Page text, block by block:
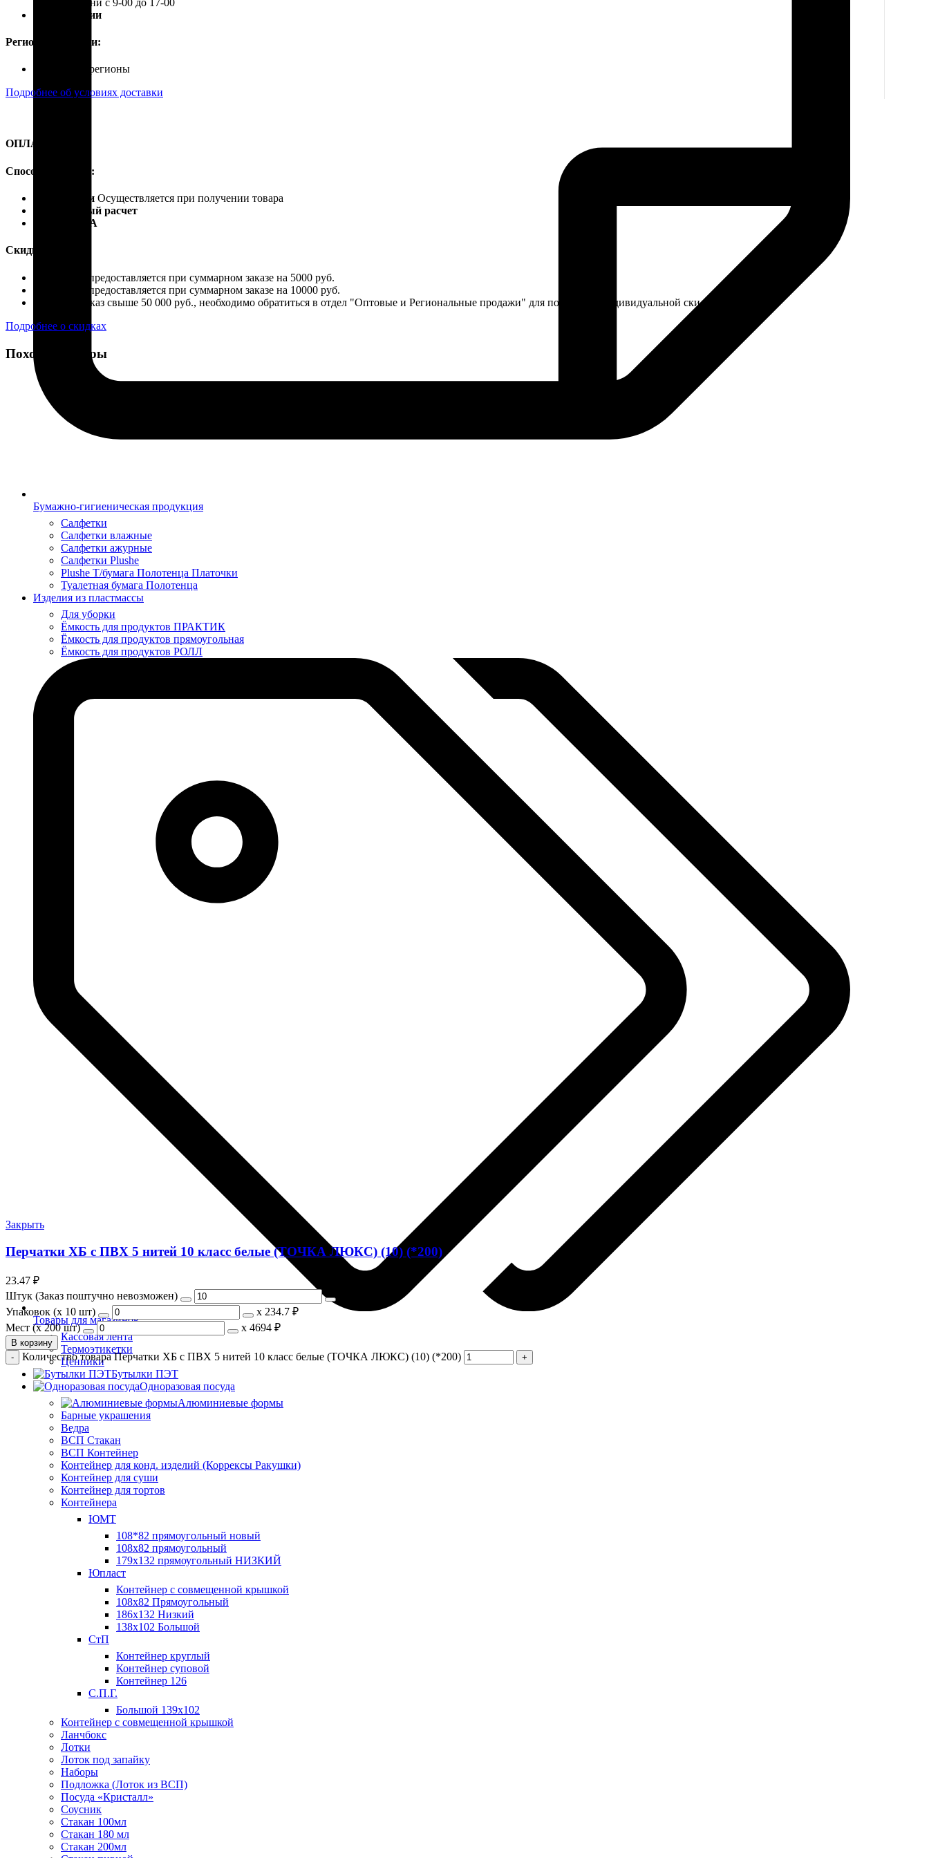
Бумажно-гигиеническая продукция
Салфетки
Салфетки влажные
Салфетки ажурные
Салфетки Plushe
Plushe Т/бумага Полотенца Платочки
Туалетная бумага Полотенца
Изделия из пластмассы
Для уборки
Ёмкость для продуктов ПРАКТИК
Ёмкость для продуктов прямоугольная
Ёмкость для продуктов РОЛЛ
Товары для магазинов
Кассовая лента
Термоэтикетки
Ценники
Бутылки ПЭТ
Одноразовая посуда
Алюминиевые формы
Барные украшения
Ведра
ВСП Стакан
ВСП Контейнер
Контейнер для конд. изделий (Коррексы Ракушки)
Контейнер для суши
Контейнер для тортов
Контейнера
ЮМТ
108*82 прямоугольный новый
108х82 прямоугольный
179х132 прямоугольный НИЗКИЙ
Юпласт
Контейнер с совмещенной крышкой
108х82 Прямоугольный
186х132 Низкий
138х102 Большой
СтП
Контейнер круглый
Контейнер суповой
Контейнер 126
С.П.Г.
Большой 139х102
Контейнер с совмещенной крышкой
Ланчбокс
Лотки
Лоток под запайку
Наборы
Подложка (Лоток из ВСП)
Посуда «Кристалл»
Соусник
Стакан 100мл
Стакан 180 мл
Стакан 200мл
Почта России
Регионы доставки:
Россия, все регионы
Подробнее об условиях доставки
ОПЛАТА
Способы оплаты:
Наличными Осуществляется при получении товара
Безналичный расчет
Карты VISA
Скидки:
Скидка 4% предоставляется при суммарном заказе на 5000 руб.
Скидка 7% предоставляется при суммарном заказе на 10000 руб.
Если ваш заказ свыше 50 000 руб., необходимо обратиться в отдел "Оптовые и Региональные продажи" для получения индивидуальной скидки.
Подробнее о скидках
Похожие товары
Закрыть
Перчатки ХБ с ПВХ 5 нитей 10 класс белые (ТОЧКА ЛЮКС) (10) (*200)
23.47 ₽
Штук (Заказ поштучно невозможен)
Упаковок (x 10 шт)
х 234.7 ₽
Мест (x 200 шт)
х 4694 ₽
В корзину
Количество товара Перчатки ХБ с ПВХ 5 нитей 10 класс белые (ТОЧКА ЛЮКС) (10) (*200)